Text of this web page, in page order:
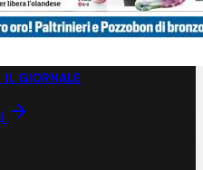
IL GIORNALE